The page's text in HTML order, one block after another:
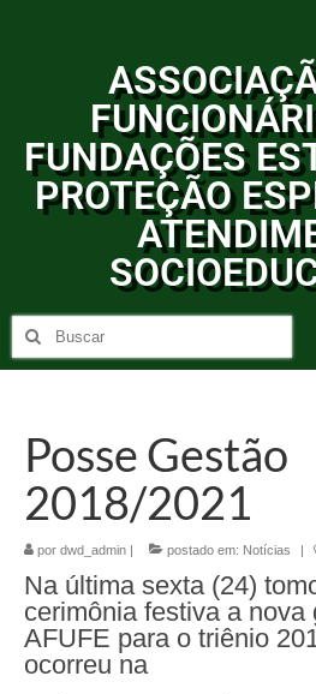
FUNDAÇÕES
PROTEÇÃO
Posse Gestão
2018/2021
por dwd_admin postado em: Notícias
Na última sexta (24)
cerimônia festiva a nova
AFUFE para o triênio
ocorreu na